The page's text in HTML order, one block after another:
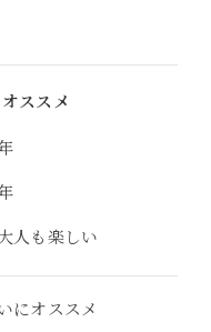
ススメ
人も楽しい
にオススメ